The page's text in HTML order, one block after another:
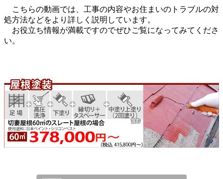
こちらの動画では、工事の内容やお住まいのトラブルの対
処方法などをより詳しく説明しています。
お役立ち情報が満載ですのでぜひご覧になってみてくださ
い。